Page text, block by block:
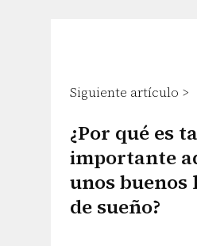
Siguiente artículo >
¿Por qué es
importante
unos buenos
de sueño?